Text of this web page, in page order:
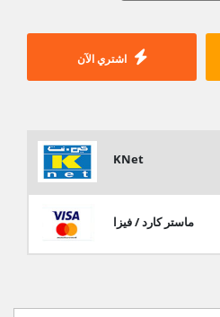
اشتري الآن
KNet
ماستر كارد / فيزا